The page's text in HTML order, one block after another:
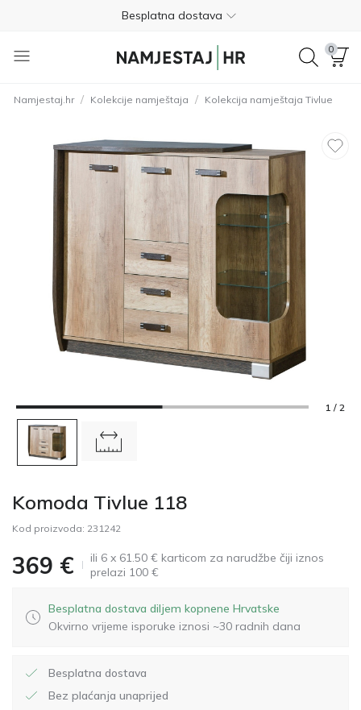
Besplatna dostava
Nije potrebno plaćanje unaprijed
01 8000 383
Besplatna dostava
Nije potrebno plaćanje unaprijed
Besplatan povrat unutar 365 dana
01 8000 383
4.8
0
Namjestaj.hr / Kolekcije namještaja / Kolekcija namještaja Tivlue
1 / 2
Komoda Tivlue 118
Kod proizvoda: 231242
369 €
ili 6 x 61.50 € karticom za narudžbe čiji iznos
prelazi 100 €
Besplatna dostava diljem kopnene Hrvatske
Okvirno vrijeme isporuke iznosi ~30 radnih dana
Besplatna dostava
Bez plaćanja unaprijed